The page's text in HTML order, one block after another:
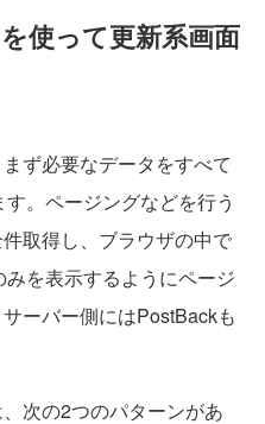
使って更新系画面
ず必要なデータをすべて
。ページングなどを行う
取得し、ブラウザの中で
を表示するようにページ
ーバー側にはPostBackも
次の2つのパターンがあ